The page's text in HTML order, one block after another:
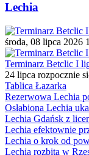
Lechia
środa, 08 lipca 2026
Terminarz Betclic I
24 lipca rozpocznie
Tablica Łazarka
Rezerwowa Lechia
Osłabiona Lechia
Lechia Gdańsk z
Lechia efektownie
Lechia o krok od
Lechia rozbita w